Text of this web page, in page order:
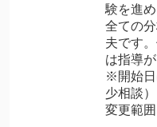
験を進め
全ての
夫です
は指導
※開始日
少相談）
変更範